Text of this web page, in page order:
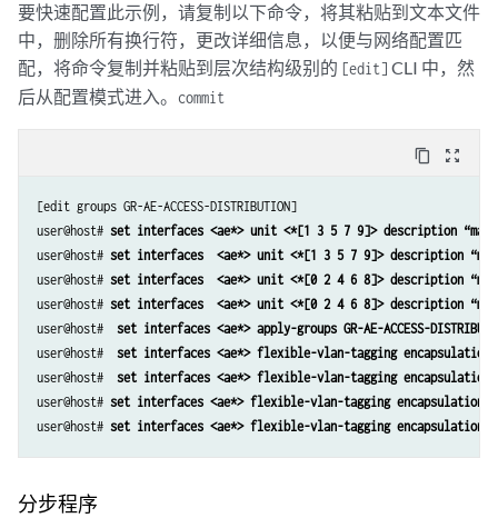
要快速配置此示例，请复制以下命令，将其粘贴到文本文件
中，删除所有换行符，更改详细信息，以便与网络配置匹
配，将命令复制并粘贴到层次结构级别的 [edit] CLI 中，然
后从配置模式进入。
commit
content_copy zoom_out_map
[edit groups GR-AE-ACCESS-DISTRIBUTION]
user@host# set interfaces <ae*> unit <*[1 3 5 7 9]> description
user@host# set interfaces  <ae*> unit <*[1 3 5 7 9]> description
user@host# set interfaces  <ae*> unit <*[0 2 4 6 8]> description
user@host# set interfaces  <ae*> unit <*[0 2 4 6 8]> description
user@host#
set interfaces <ae*> apply-groups GR-AE-ACCESS-
user@host#
set interfaces <ae*> flexible-vlan-tagging
user@host#
set interfaces <ae*> flexible-vlan-tagging
user@host# set interfaces <ae*> flexible-vlan-tagging
user@host# set interfaces <ae*> flexible-vlan-tagging
分步程序